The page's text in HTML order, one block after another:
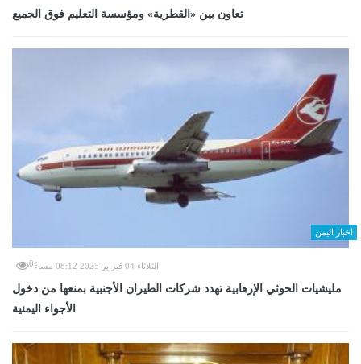
تعاون بين «القطرية» ومؤسسة التعليم فوق الجميع
اخبار اليمن
الثلاثاء 04 فبراير 2025 08:12 مساءً 0
مليشيات الحوثي الإرهابية تهدد شركات الطيران الأجنبية بمنعها من دخول
الأجواء اليمنية